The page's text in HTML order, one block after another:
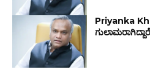
Priyanka